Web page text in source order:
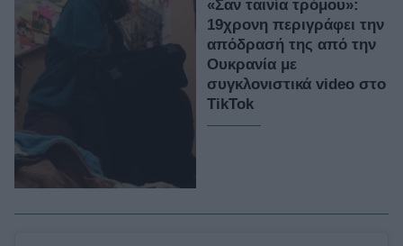
«Σαν ταινία τρόμου»:
19χρονη περιγράφει την
απόδρασή της από την
Ουκρανία με
συγκλονιστικά video στο
TikTok